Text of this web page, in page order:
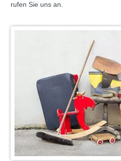
rufen Sie uns an.